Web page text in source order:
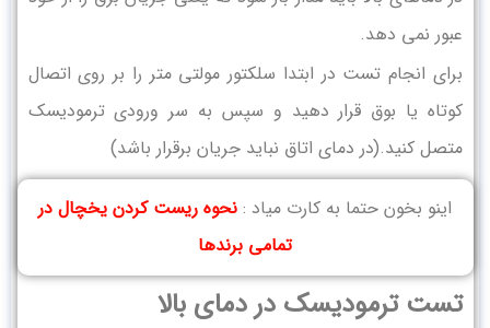
عبور نمی دهد.
برای انجام تست در ابتدا سلکتور مولتی متر را بر روی اتصال
کوتاه یا بوق قرار دهید و سپس به سر ورودی ترمودیسک
متصل کنید.(در دمای اتاق نباید جریان برقرار باشد)
اینو بخون حتما به کارت میاد : نحوه ریست کردن یخچال در
تمامی برندها
تست ترمودیسک در دمای بالا